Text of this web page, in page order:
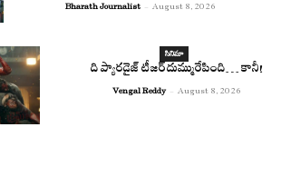
Bharath Journalist - August 8, 2026
సినిమా
ది ప్యారడైజ్ టీజర్ దుమ్మురేపింది… కానీ!
Vengal Reddy - August 8, 2026